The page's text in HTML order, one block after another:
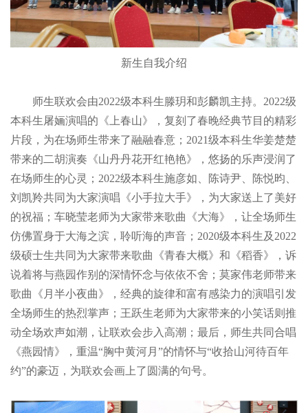
新生自我介绍
师生联欢会由2022级本科生滕玥和彭麟凯主持。2022级
本科生屠婳演唱的《上春山》，复刻了春晚经典节目的精彩
片段，为在场师生带来了融融春意；2021级本科生华姜楚楚
带来的二胡演奏《山丹丹花开红艳艳》，悠扬的乐声浸润了
在场师生的心灵；2022级本科生施彦如、陈诗尹、陈悦昀、
刘凯羚共同为大家演唱《小手拉大手》，为大家送上了美好
的祝福；车晓莹老师为大家带来歌曲《大海》，让全场师生
仿佛置身于大海之滨，聆听海的声音；2020级本科生及2022
级硕士生共同为大家带来歌曲《青春大概》和《稻香》，诉
说着将与燕园作别的深情怀念与依依不舍；莫家伟老师带来
歌曲《月半小夜曲》，经典的旋律和富有感染力的演唱引发
全场师生的热烈掌声；王跃生老师为大家带来的小笑话则推
动全场欢声如潮，让联欢会步入高潮；最后，师生共同合唱
《燕园情》，重温“胸中黄河月”的情怀与“收拾山河待百年
约”的豪迈，为联欢会画上了圆满的句号。